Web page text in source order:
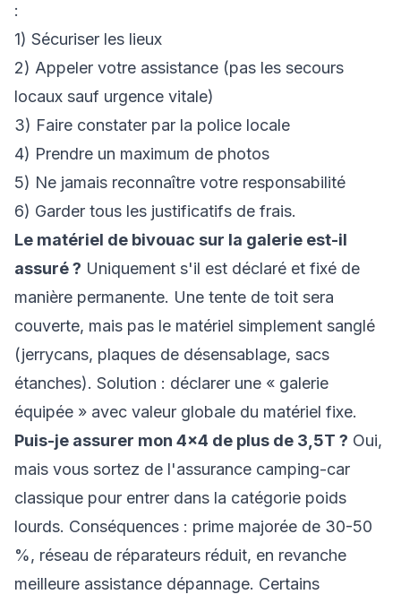
:
1) Sécuriser les lieux
2) Appeler votre assistance (pas les secours
locaux sauf urgence vitale)
3) Faire constater par la police locale
4) Prendre un maximum de photos
5) Ne jamais reconnaître votre responsabilité
6) Garder tous les justificatifs de frais.
Le matériel de bivouac sur la galerie est-il
assuré ? Uniquement s'il est déclaré et fixé de
manière permanente. Une tente de toit sera
couverte, mais pas le matériel simplement sanglé
(jerrycans, plaques de désensablage, sacs
étanches). Solution : déclarer une « galerie
équipée » avec valeur globale du matériel fixe.
Puis-je assurer mon 4×4 de plus de 3,5T ? Oui,
mais vous sortez de l'assurance camping-car
classique pour entrer dans la catégorie poids
lourds. Conséquences : prime majorée de 30-50
%, réseau de réparateurs réduit, en revanche
meilleure assistance dépannage. Certains